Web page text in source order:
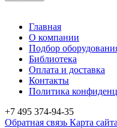
Главная
О компании
Подбор
Библиотека
Оплата и доставка
Контакты
Политика
+7 495 374-94-35
Обратная связь Карта сайта